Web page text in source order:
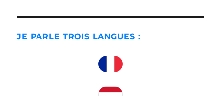
JE PARLE TROIS LANGUES :